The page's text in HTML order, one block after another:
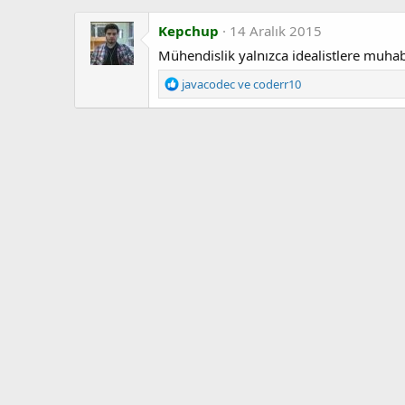
Kepchup
14 Aralık 2015
Mühendislik yalnızca idealistlere
T
e
javacodecvecoderr10